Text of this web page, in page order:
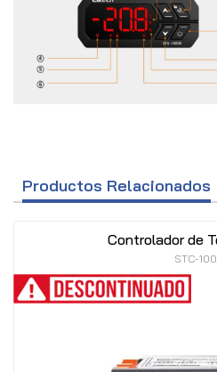
Productos Relacionados
Controlador de
STC-